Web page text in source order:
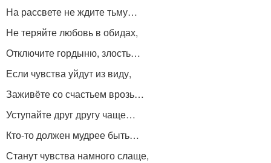
На рассвете не ждите тьму…
Не теряйте любовь в обидах,
Отключите гордыню, злость…
Если чувства уйдут из виду,
Заживёте со счастьем врозь…
Уступайте друг другу чаще…
Кто-то должен мудрее быть…
Станут чувства намного слаще,